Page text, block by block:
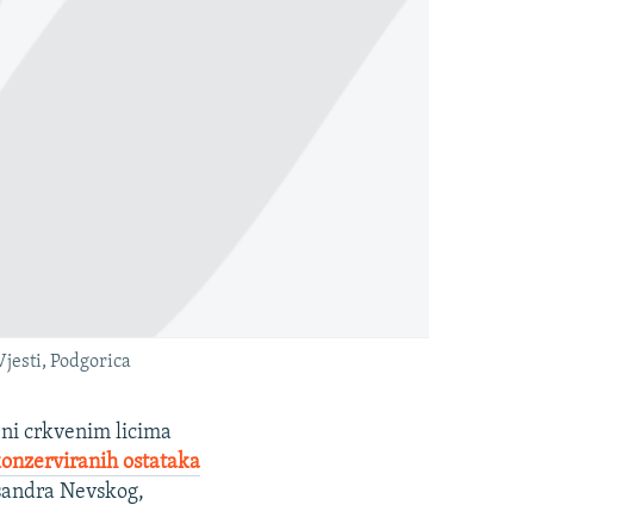
Podgorica
crkvenim licima
ostataka
Nevskog,